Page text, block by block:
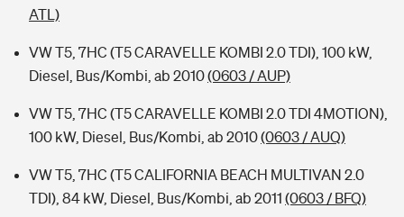
ATL)
VW T5, 7HC (T5 CARAVELLE KOMBI 2.0 TDI), 100 kW,
Diesel, Bus/Kombi, ab 2010(0603 / AUP)
VW T5, 7HC (T5 CARAVELLE KOMBI 2.0 TDI 4MOTION),
100 kW, Diesel, Bus/Kombi, ab 2010(0603 / AUQ)
VW T5, 7HC (T5 CALIFORNIA BEACH MULTIVAN 2.0
TDI), 84 kW, Diesel, Bus/Kombi, ab 2011 (0603 / BFQ)